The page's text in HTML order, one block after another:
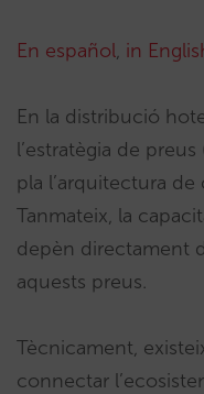
En español, in
En la distribució
l’estratègia de
pla l’arquitectura de
Tanmateix, la
depèn directament
aquests preus.
Tècnicament,
connectar